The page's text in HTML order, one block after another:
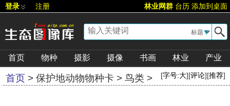
登录 注册 林业网群 台历 添加到桌面
▼
首页 物种 摄影 摄像 书画 林业 产业
首页 > 保护地动物物种卡 > 鸟类 > [字号:大][评论][推荐]